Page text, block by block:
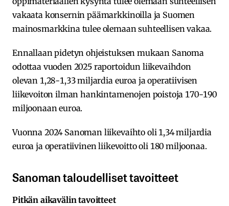
vakaata konsernin päämarkkinoilla ja Suomen
mainosmarkkina tulee olemaan suhteellisen vakaa.
Ennallaan pidetyn ohjeistuksen mukaan Sanoma
odottaa vuoden 2025 raportoidun liikevaihdon
olevan 1,28-1,33 miljardia euroa ja operatiivisen
liikevoiton ilman hankintamenojen poistoja 170-190
miljoonaan euroa.
Vuonna 2024 Sanoman liikevaihto oli 1,34 miljardia
euroa ja operatiivinen liikevoitto oli 180 miljoonaa.
Sanoman taloudelliset tavoitteet
Pitkän aikavälin tavoitteet